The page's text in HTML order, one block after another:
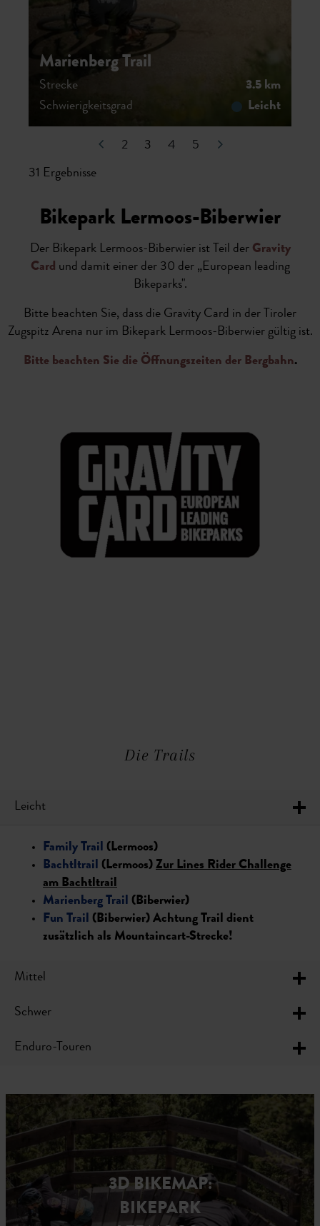
Marienberg Trail
Strecke
3.5 km
Schwierigkeitsgrad
Leicht
31 Ergebnisse
2 3 4 5
Bikepark Lermoos-Biberwier
Der Bikepark Lermoos-Biberwierist Teil der Gravity
Card und damit einer der 30 der „European leading
Bikeparks".
Bitte beachten Sie, dass die Gravity Card in der Tiroler
Zugspitz Arena nur im Bikepark Lermoos-Biberwier gültig ist.
Bitte beachten Sie die Öffnungszeiten der Bergbahn.
Die Trails
Leicht
Family Trail (Lermoos)
Bachtltrail (Lermoos) Zur Lines Rider Challenge
am Bachtltrail
Marienberg Trail (Biberwier)
Fun Trail (Biberwier) Achtung Trail dient
zusätzlich als Mountaincart-Strecke!
Mittel
Schwer
Enduro-Touren
3D BIKEMAP:
BIKEPARK